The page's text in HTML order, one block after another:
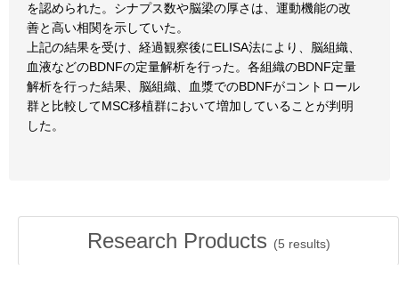
を認められた。シナプス数や脳梁の厚さは、運動機能の改
善と高い相関を示していた。
上記の結果を受け、経過観察後にELISA法により、脳組織、
血液などのBDNFの定量解析を行った。各組織のBDNF定量
解析を行った結果、脳組織、血漿でのBDNFがコントロール
群と比較してMSC移植群において増加していることが判明
した。
Research Products (5 results)